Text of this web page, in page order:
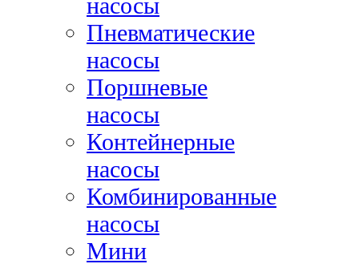
насосы
Пневматические
насосы
Поршневые
насосы
Контейнерные
насосы
Комбинированные
насосы
Мини